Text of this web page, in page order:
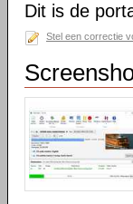
Dit is de
Stel een correctie